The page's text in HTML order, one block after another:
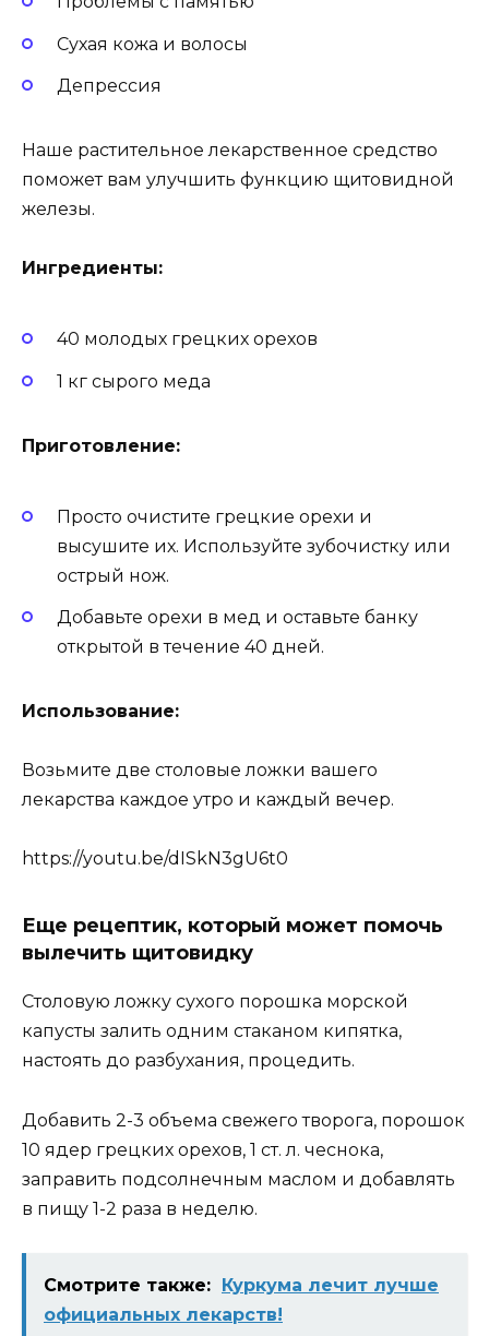
Сухая кожа и волосы
Депрессия
Наше растительное лекарственное средство
поможет вам улучшить функцию щитовидной
железы.
Ингредиенты:
40 молодых грецких орехов
1 кг сырого меда
Приготовление:
Просто очистите грецкие орехи и
высушите их. Используйте зубочистку или
острый нож.
Добавьте орехи в мед и оставьте банку
открытой в течение 40 дней.
Использование:
Возьмите две столовые ложки вашего
лекарства каждое утро и каждый вечер.
https://youtu.be/dISkN3gU6t0
Еще рецептик, который может помочь
вылечить щитовидку
Столовую ложку сухого порошка морской
капусты залить одним стаканом кипятка,
настоять до разбухания, процедить.
Добавить 2-3 объема свежего творога, порошок
10 ядер грецких орехов, 1 ст. л. чеснока,
заправить подсолнечным маслом и добавлять
в пищу 1-2 раза в неделю.
Смотрите также: Куркума лечит лучше
официальных лекарств!